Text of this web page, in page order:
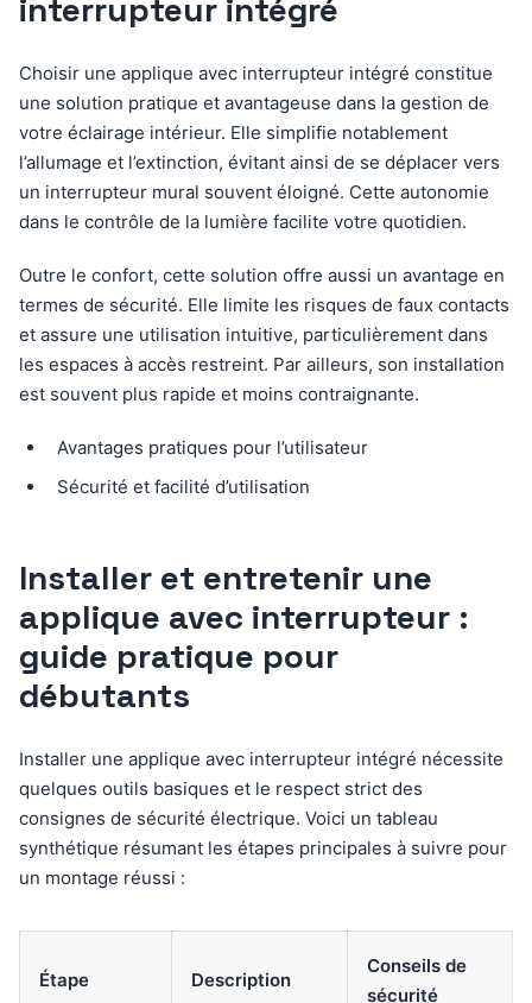
interrupteur intégré
Choisir une applique avec interrupteur intégré constitue
une solution pratique et avantageuse dans la gestion de
votre éclairage intérieur. Elle simplifie notablement
l’allumage et l’extinction, évitant ainsi de se déplacer vers
un interrupteur mural souvent éloigné. Cette autonomie
dans le contrôle de la lumière facilite votre quotidien.
Outre le confort, cette solution offre aussi un avantage en
termes de sécurité. Elle limite les risques de faux contacts
et assure une utilisation intuitive, particulièrement dans
les espaces à accès restreint. Par ailleurs, son installation
est souvent plus rapide et moins contraignante.
Avantages pratiques pour l’utilisateur
Sécurité et facilité d’utilisation
Installer et entretenir une
applique avec interrupteur :
guide pratique pour
débutants
Installer une applique avec interrupteur intégré nécessite
quelques outils basiques et le respect strict des
consignes de sécurité électrique. Voici un tableau
synthétique résumant les étapes principales à suivre pour
un montage réussi :
Étape Description
Conseils de
sécurité